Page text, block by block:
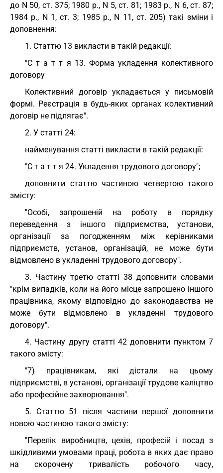
до N 50, ст. 375; 1980 р., N 5, ст. 81; 1983 р., N 6, ст. 87;
1984 р., N 1, ст. 3; 1985 р., N 11, ст. 205) такі зміни і
доповнення:
1. Статтю 13 викласти в такій редакції:
"С т а т т я 13. Форма укладення колективного
договору
Колективний договір укладається у письмовій
формі. Реєстрація в будь-яких органах колективний
договір не підлягає".
2. У статті 24:
найменування статті викласти в такій редакції:
"С т а т т я 24. Укладення трудового договору";
доповнити статтю частиною четвертою такого
змісту:
"Особі, запрошеній на роботу в порядку
переведення з іншого підприємства, установи,
організації за погодженням між керівниками
підприємств, установ, організацій, не може бути
відмовлено в укладенні трудового договору".
3. Частину третю статті 38 доповнити словами
"крім випадків, коли на його місце запрошено іншого
працівника, якому відповідно до законодавства не
може бути відмовлено в укладенні трудового
договору".
4. Частину другу статті 42 доповнити пунктом 7
такого змісту:
"7) працівникам, які дістали на цьому
підприємстві, в установі, організації трудове каліцтво
або професійне захворювання".
5. Статтю 51 після частини першої доповнити
новою частиною такого змісту:
"Перелік виробництв, цехів, професій і посад з
шкідливими умовами праці, робота в яких дає право
на скорочену тривалість робочого часу,